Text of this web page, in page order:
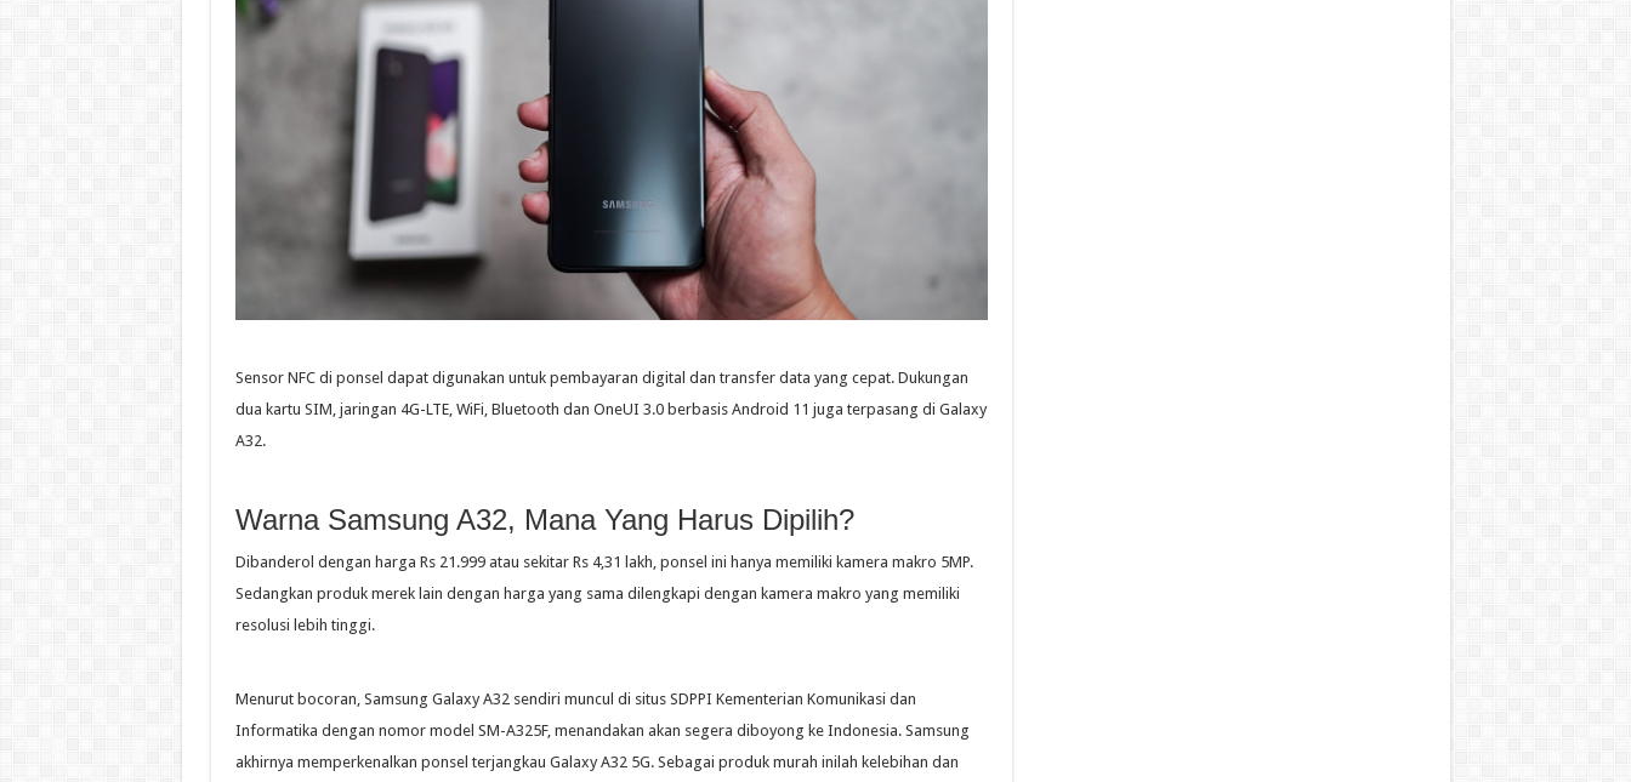
Sensor NFC di ponsel dapat digunakan untuk pembayaran digital dan transfer data yang cepat. Dukungan
dua kartu SIM, jaringan 4G-LTE, WiFi, Bluetooth dan OneUI 3.0 berbasis Android 11 juga terpasang di Galaxy
A32.
Warna Samsung A32, Mana Yang Harus Dipilih?
Dibanderol dengan harga Rs 21.999 atau sekitar Rs 4,31 lakh, ponsel ini hanya memiliki kamera makro 5MP.
Sedangkan produk merek lain dengan harga yang sama dilengkapi dengan kamera makro yang memiliki
resolusi lebih tinggi.
Menurut bocoran, Samsung Galaxy A32 sendiri muncul di situs SDPPI Kementerian Komunikasi dan
Informatika dengan nomor model SM-A325F, menandakan akan segera diboyong ke Indonesia. Samsung
akhirnya memperkenalkan ponsel terjangkau Galaxy A32 5G. Sebagai produk murah inilah kelebihan dan